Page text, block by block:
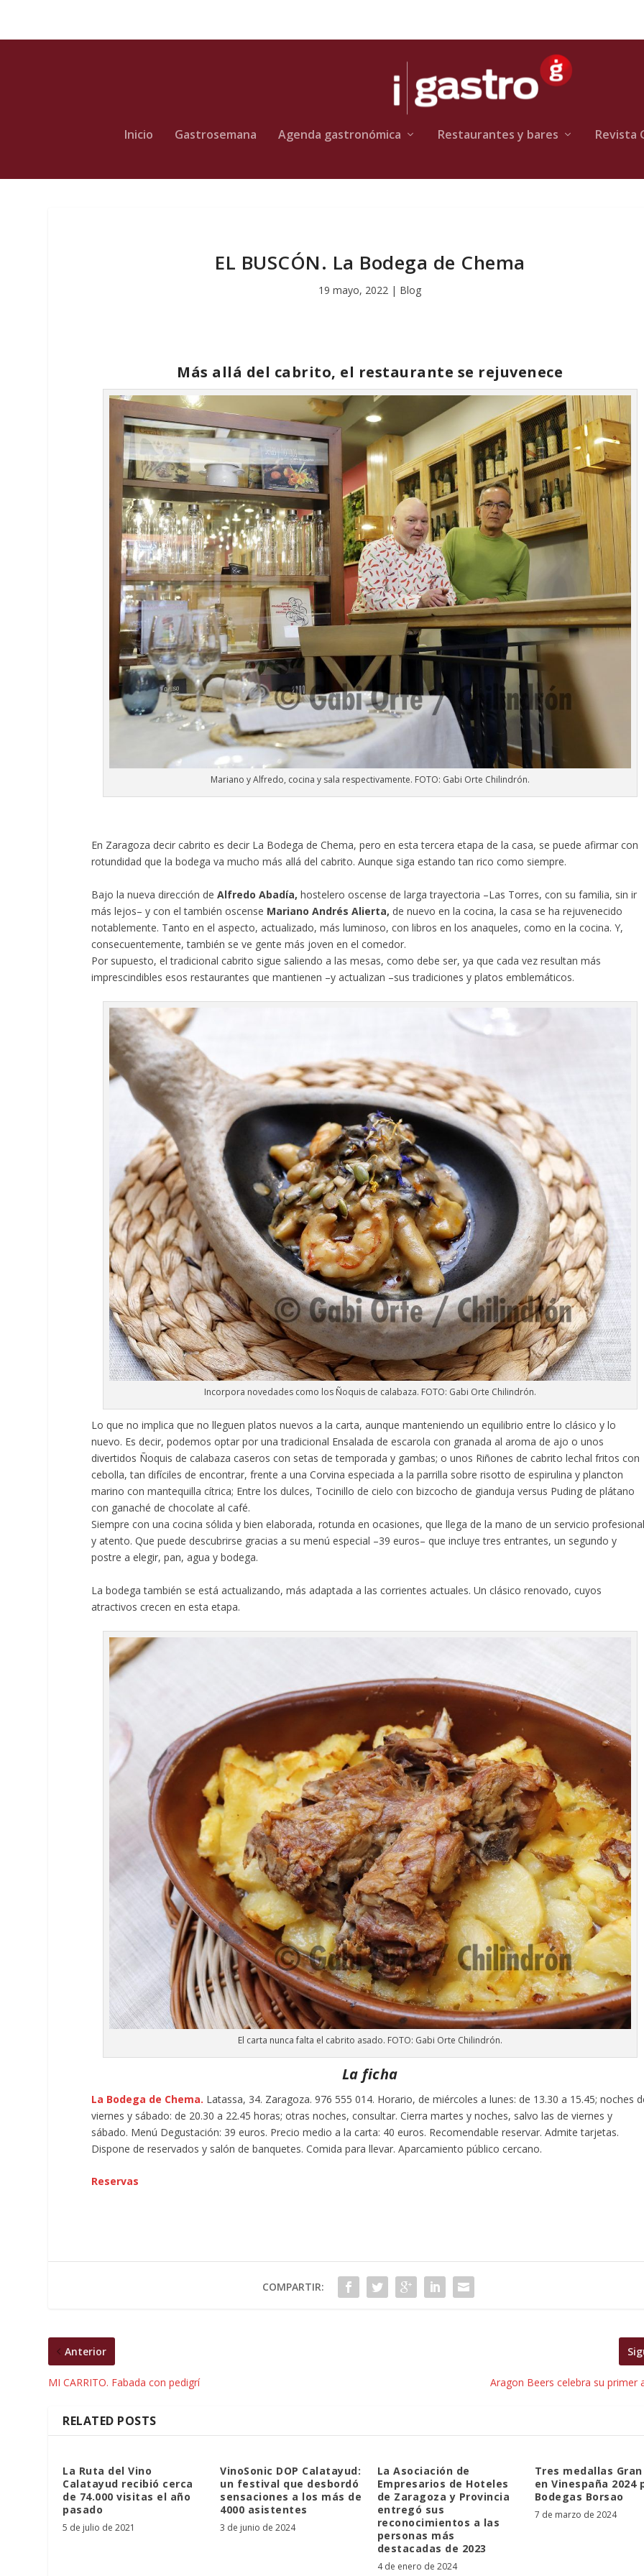
Inicio Gastrosemana Agenda gastronómica Restaurantes y bares Revista
EL BUSCÓN. La Bodega de Chema
19 mayo, 2022 | Blog
Más allá del cabrito, el restaurante se rejuvenece
Mariano y Alfredo, cocina y sala respectivamente. FOTO: Gabi Orte Chilindrón.
En Zaragoza decir cabrito es decir La Bodega de Chema, pero en esta tercera etapa de la casa, se puede afirmar con
rotundidad que la bodega va mucho más allá del cabrito. Aunque siga estando tan rico como siempre.
Bajo la nueva dirección deAlfredo Abadía, hostelero oscense de larga trayectoria –Las Torres, con su familia, sin ir
más lejos– y con el también oscense Mariano Andrés Alierta, de nuevo en la cocina, la casa se ha rejuvenecido
notablemente. Tanto en el aspecto, actualizado, más luminoso, con libros en los anaqueles, como en la cocina. Y,
consecuentemente, también se ve gente más joven en el comedor.
Por supuesto, el tradicional cabrito sigue saliendo a las mesas, como debe ser, ya que cada vez resultan más
imprescindibles esos restaurantes que mantienen –y actualizan –sus tradiciones y platos emblemáticos.
Incorpora novedades como los Ñoquis de calabaza. FOTO: Gabi Orte Chilindrón.
Lo que no implica que no lleguen platos nuevos a la carta, aunque manteniendo un equilibrio entre lo clásico y lo
nuevo. Es decir, podemos optar por una tradicional Ensalada de escarola con granada al aroma de ajo o unos
divertidos Ñoquis de calabaza caseros con setas de temporada y gambas; o unos Riñones de cabrito lechal fritos con
cebolla, tan difíciles de encontrar, frente a una Corvina especiada a la parrilla sobre risotto de espirulina y plancton
marino con mantequilla cítrica; Entre los dulces, Tocinillo de cielo con bizcocho de gianduja versus Puding de plátano
con ganaché de chocolate al café.
Siempre con una cocina sólida y bien elaborada, rotunda en ocasiones, que llega de la mano de un servicio
y atento. Que puede descubrirse gracias a su menú especial –39 euros– que incluye tres entrantes, un segundo y
postre a elegir, pan, agua y bodega.
La bodega también se está actualizando, más adaptada a las corrientes actuales. Un clásico renovado, cuyos
atractivos crecen en esta etapa.
El carta nunca falta el cabrito asado. FOTO: Gabi Orte Chilindrón.
La ficha
La Bodega de Chema. Latassa, 34. Zaragoza. 976 555 014. Horario, de miércoles a lunes: de 13.30 a 15.45; noches
viernes y sábado: de 20.30 a 22.45 horas; otras noches, consultar. Cierra martes y noches, salvo las de viernes y
sábado. Menú Degustación: 39 euros. Precio medio a la carta: 40 euros. Recomendable reservar. Admite tarjetas.
Dispone de reservados y salón de banquetes. Comida para llevar. Aparcamiento público cercano.
Reservas
COMPARTIR:
Anterior
MI CARRITO. Fabada con pedigrí Aragon Beers celebra su primer
RELATED POSTS
La Ruta del Vino
Calatayud recibió cerca
de 74.000 visitas el año
pasado
5 de julio de 2021
VinoSonic DOP Calatayud:
un festival que desbordó
sensaciones a los más de
4000 asistentes
3 de junio de 2024
La Asociación de
Empresarios de Hoteles
de Zaragoza y Provincia
entregó sus
reconocimientos a las
personas más
destacadas de 2023
4 de enero de 2024
Tres medallas
en Vinespaña 2024
Bodegas Borsao
7 de marzo de 2024